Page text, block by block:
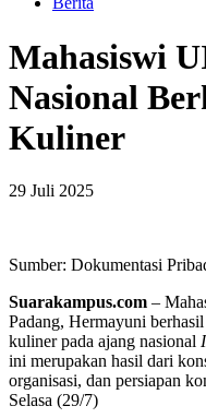
Mahasiswi
Nasional
Kuliner
29 Juli 2025
Sumber: Dokumentasi
Suarakampus.com –
Padang, Hermayuni
kuliner pada ajang nasional
ini merupakan hasil dari
organisasi, dan persiapan
Selasa (29/7)